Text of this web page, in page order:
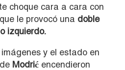
choque cara a cara con
le provocó una doble
izquierdo.
y el estado en
Modrić encendieron